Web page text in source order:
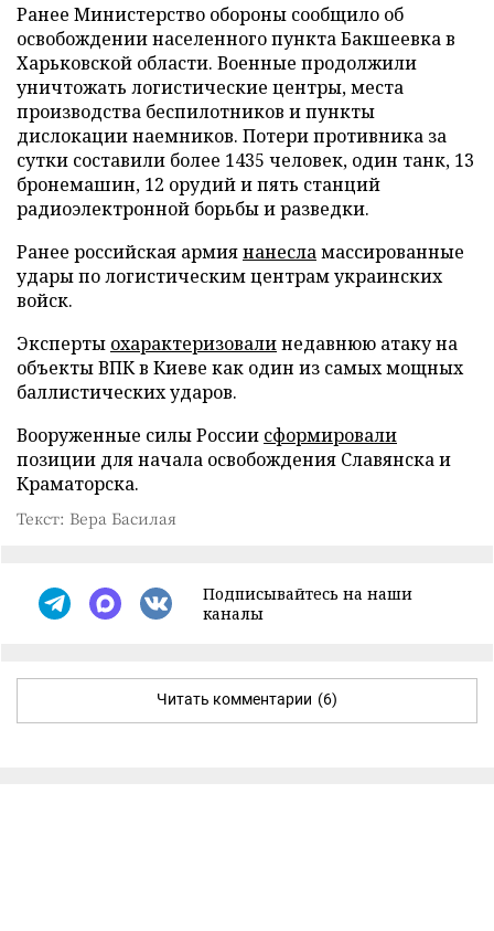
Ранее Министерство обороны сообщило об
освобождении населенного пункта Бакшеевка в
Харьковской области. Военные продолжили
уничтожать логистические центры, места
производства беспилотников и пункты
дислокации наемников. Потери противника за
сутки составили более 1435 человек, один танк, 13
бронемашин, 12 орудий и пять станций
радиоэлектронной борьбы и разведки.
Ранее российская армиянанесламассированные
удары по логистическим центрам украинских
войск.
Эксперты охарактеризовалинедавнюю атаку на
объекты ВПК в Киеве как один из самых мощных
баллистических ударов.
Вооруженные силы России сформировали
позиции для начала освобождения Славянска и
Краматорска.
Текст: Вера Басилая
Подписывайтесь на наши
каналы
Читать комментарии (6)